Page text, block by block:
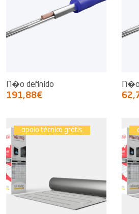
N�o definido
191,88€
apoio técnico grátis